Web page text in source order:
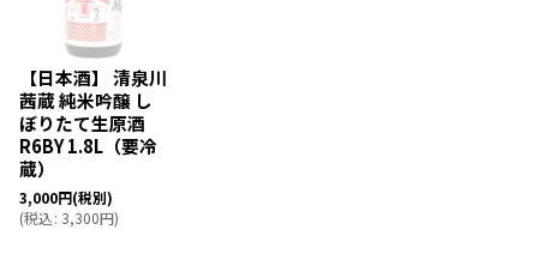
【日本酒】 清泉川
茜蔵 純米吟醸 し
ぼりたて生原酒
R6BY 1.8L（要冷
蔵）
3,000円(税別)
(税込: 3,300円)